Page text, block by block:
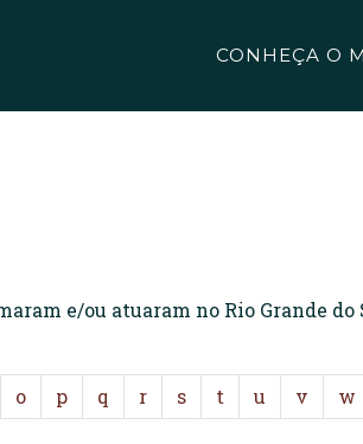
CONHEÇA O
e/ou atuaram no Rio Grande do
o p q r s t u v w